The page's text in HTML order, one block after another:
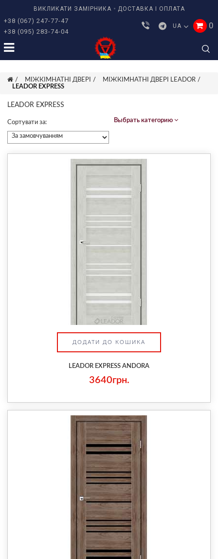
ВИКЛИКАТИ ЗАМІРНИКА ДОСТАВКА І ОПЛАТА
+38 (067) 247-77-47
+38 (095) 283-74-04
UA 0
МІЖКІМНАТНІ ДВЕРІ
МІЖКІМНАТНІ ДВЕРІ LEADOR
LEADOR EXPRESS
LEADOR EXPRESS
Сортувати за: Выбрать категорию
ДОДАТИ ДО КОШИКА
LEADOR EXPRESS ANDORA
3640грн.